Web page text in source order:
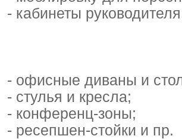
- кабинеты
- офисные диваны и
- стулья и кресла;
- конференц-зоны;
- ресепшен-стойки и пр.